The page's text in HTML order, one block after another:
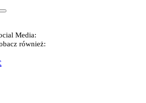
Media:
również: